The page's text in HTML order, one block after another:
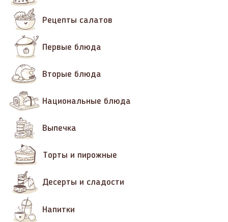
Рецепты салатов
Первые блюда
Вторые блюда
Национальные блюда
Выпечка
Торты и пирожные
Десерты и сладости
Напитки